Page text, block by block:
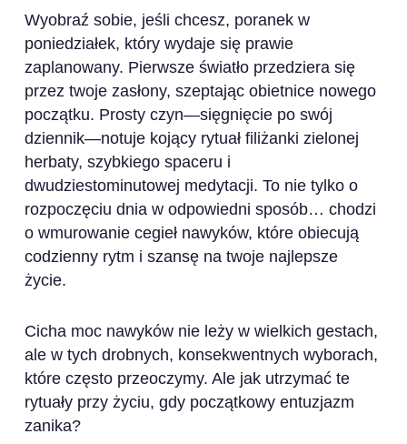
Wyobraź sobie, jeśli chcesz, poranek w
poniedziałek, który wydaje się prawie
zaplanowany. Pierwsze światło przedziera się
przez twoje zasłony, szeptając obietnice nowego
początku. Prosty czyn—sięgnięcie po swój
dziennik—notuje kojący rytuał filiżanki zielonej
herbaty, szybkiego spaceru i
dwudziestominutowej medytacji. To nie tylko o
rozpoczęciu dnia w odpowiedni sposób… chodzi
o wmurowanie cegieł nawyków, które obiecują
codzienny rytm i szansę na twoje najlepsze
życie.
Cicha moc nawyków nie leży w wielkich gestach,
ale w tych drobnych, konsekwentnych wyborach,
które często przeoczymy. Ale jak utrzymać te
rytuały przy życiu, gdy początkowy entuzjazm
zanika?